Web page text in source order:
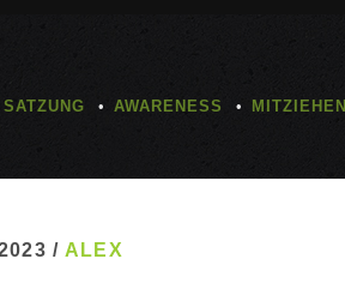
AWARENESS MITZIEHEN
/ ALEX